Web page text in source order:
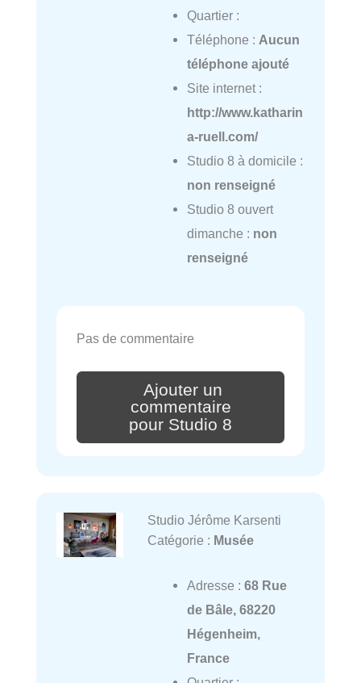
Quartier :
Téléphone : Aucun
téléphone ajouté
Site internet :
http://www.katharin
a-ruell.com/
Studio 8 à domicile :
non renseigné
Studio 8 ouvert
dimanche : non
renseigné
Pas de commentaire
Ajouter un
commentaire
pour Studio 8
Studio Jérôme Karsenti
Catégorie : Musée
Adresse : 68 Rue
de Bâle, 68220
Hégenheim,
France